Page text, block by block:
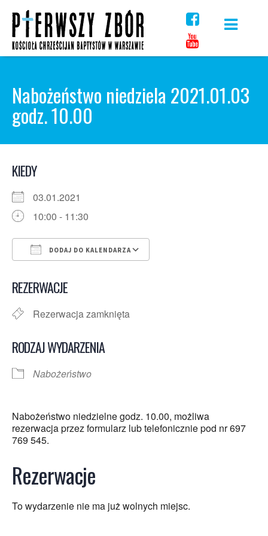
content
Nabożeństwo niedziela 2021.01.03
godz. 10.00
KIEDY
03.01.2021
10:00 - 11:30
DODAJ DO KALENDARZA
REZERWACJE
Rezerwacja zamknięta
RODZAJ WYDARZENIA
Nabożeństwo
Nabożeństwo niedzielne godz. 10.00, możliwa
rezerwacja przez formularz lub telefonicznie pod nr 697
769 545.
Rezerwacje
To wydarzenie nie ma już wolnych miejsc.